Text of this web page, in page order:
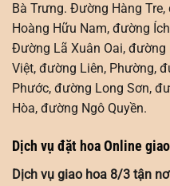
Bà Trưng. Đường Hàng
Hoàng Hữu Nam, đường
Đường Lã Xuân Oai,
Việt, đường Liên, Phường,
Phước, đường Long Sơn,
Hòa, đường Ngô Quyền.
Dịch vụ đặt hoa Online
Dịch vụ giao hoa 8/3 tận